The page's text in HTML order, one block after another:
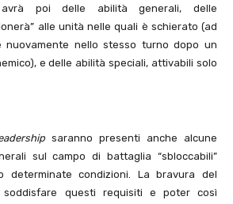
avrà poi delle abilità generali, delle
alle unità nelle quali è schierato (ad
nuovamente nello stesso turno dopo un
e delle abilità speciali, attivabili solo
saranno presenti anche alcune
sul campo di battaglia “sbloccabili”
determinate condizioni. La bravura del
questi requisiti e poter così